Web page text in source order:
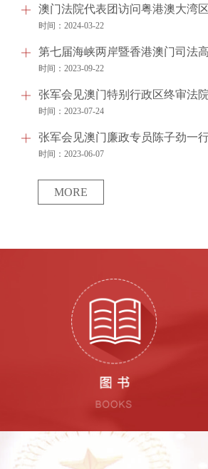
时间：2024-03-22
第七届海峡两岸暨香港澳门司法
时间：2023-09-22
张军会见澳门特别行政区终审法
时间：2023-07-24
张军会见澳门廉政专员陈子劲一
时间：2023-06-07
MORE